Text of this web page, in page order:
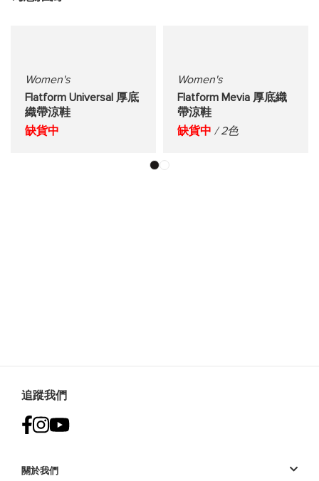
Women's
Flatform Universal 厚底
織帶涼鞋
缺貨中
Women's
Flatform Mevia 厚底織
帶涼鞋
缺貨中 / 2色
追蹤我們
關於我們